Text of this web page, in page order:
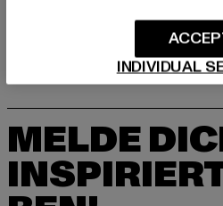
MELDE
INDIVIDUAL